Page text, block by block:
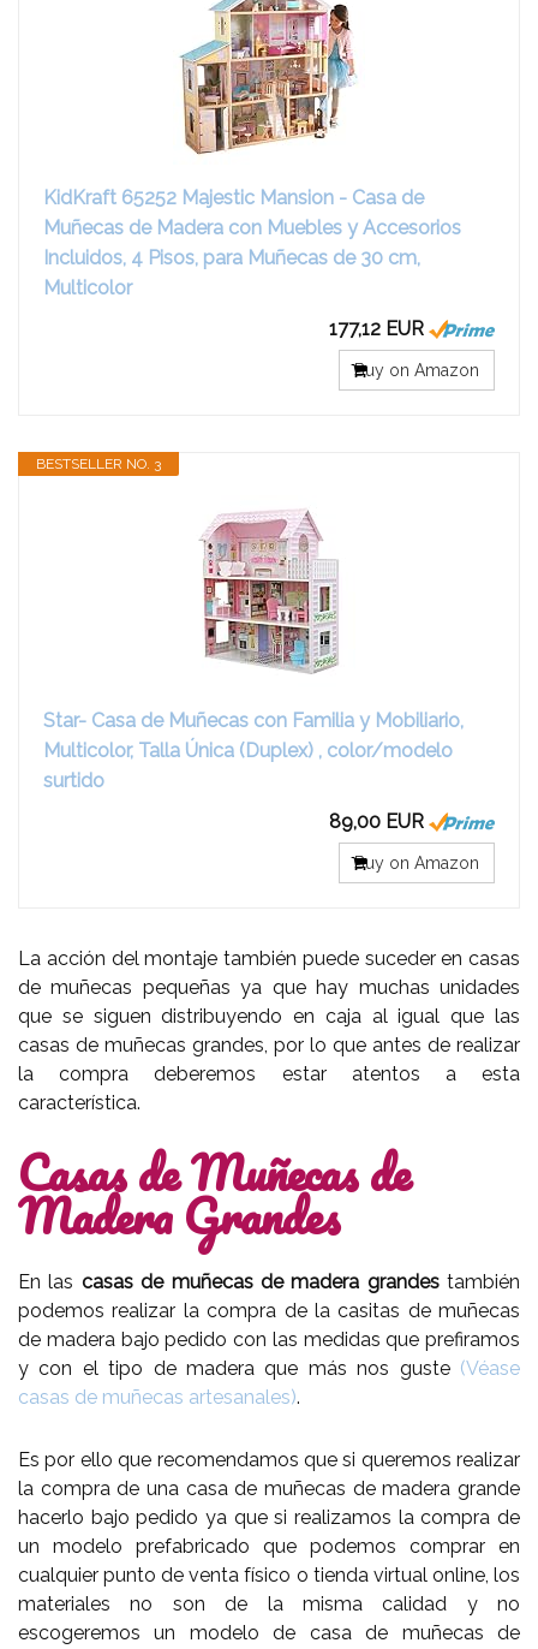
KidKraft 65252 Majestic Mansion - Casa de
Muñecas de Madera con Muebles y Accesorios
Incluidos, 4 Pisos, para Muñecas de 30 cm,
Multicolor
177,12 EUR
Buy on Amazon
BESTSELLER NO. 3
Star- Casa de Muñecas con Familia y Mobiliario,
Multicolor, Talla Única (Duplex) , color/modelo
surtido
89,00 EUR
Buy on Amazon
La acción del montaje también puede suceder en casas
de muñecas pequeñas ya que hay muchas unidades
que se siguen distribuyendo en caja al igual que las
casas de muñecas grandes, por lo que antes de realizar
la compra deberemos estar atentos a esta
característica.
Casas de Muñecas de
Madera Grandes
En las casas de muñecas de madera grandestambién
podemos realizar la compra de la casitas de muñecas
de madera bajo pedido con las medidas que prefiramos
y con el tipo de madera que más nos guste (Véase
casas de muñecas artesanales).
Es por ello que recomendamos que si queremos realizar
la compra de una casa de muñecas de madera grande
hacerlo bajo pedido ya que si realizamos la compra de
un modelo prefabricado que podemos comprar en
cualquier punto de venta físico o tienda virtual online, los
materiales no son de la misma calidad y no
escogeremos un modelo de casa de muñecas de